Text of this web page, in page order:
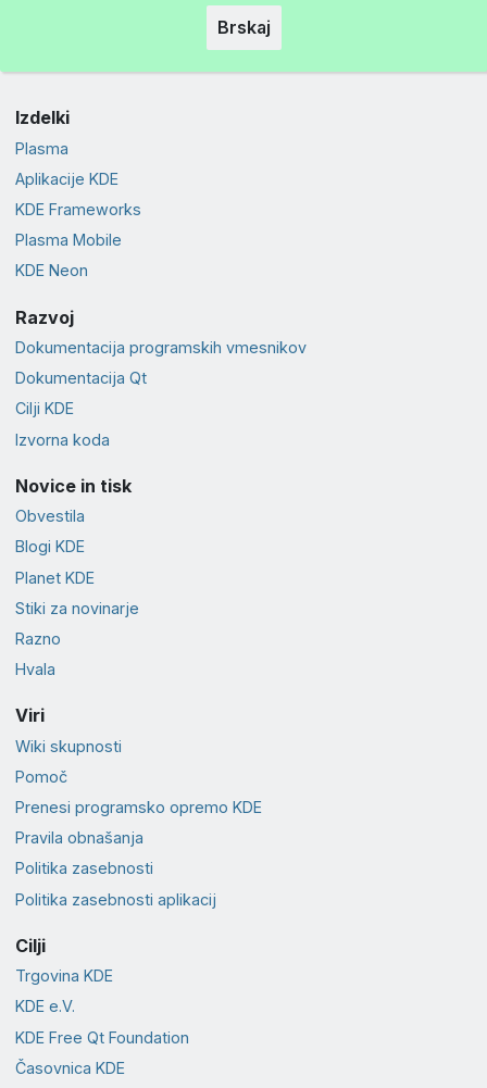
Brskaj
Izdelki
Plasma
Aplikacije KDE
KDE Frameworks
Plasma Mobile
KDE Neon
Razvoj
Dokumentacija programskih vmesnikov
Dokumentacija Qt
Cilji KDE
Izvorna koda
Novice in tisk
Obvestila
Blogi KDE
Planet KDE
Stiki za novinarje
Razno
Hvala
Viri
Wiki skupnosti
Pomoč
Prenesi programsko opremo KDE
Pravila obnašanja
Politika zasebnosti
Politika zasebnosti aplikacij
Cilji
Trgovina KDE
KDE e.V.
KDE Free Qt Foundation
Časovnica KDE